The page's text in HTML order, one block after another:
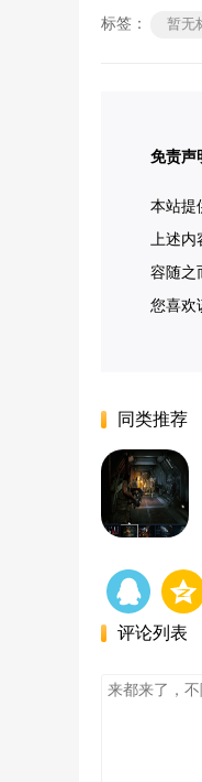
标签： 暂无
免责声
本站提
上述内
容随之
您喜欢
同类推荐
评论列表